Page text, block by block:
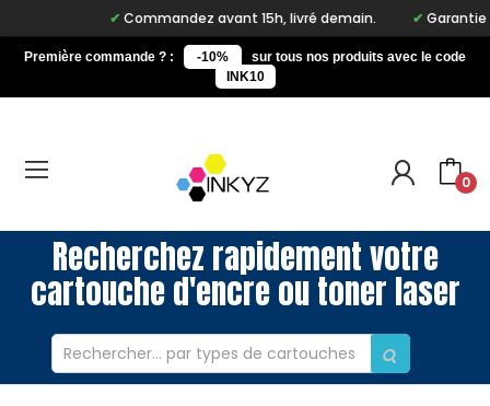
Commandez avant 15h, livré demain. Garantie à
Première commande ? : -10%
sur tous nos produits avec le code
INK10
0
Recherchez rapidement votre
cartouche d'encre ou toner laser